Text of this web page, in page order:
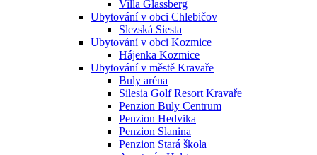
Villa Glassberg
Ubytování v obci Chlebičov
Slezská Siesta
Ubytování v obci Kozmice
Hájenka Kozmice
Ubytování v městě Kravaře
Buly aréna
Silesia Golf Resort Kravaře
Penzion Buly Centrum
Penzion Hedvika
Penzion Slanina
Penzion Stará škola